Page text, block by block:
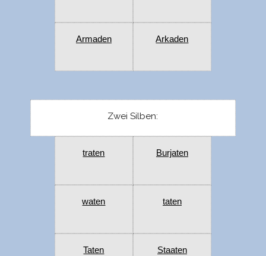
Armaden Arkaden
Zwei Silben:
traten Burjaten
waten taten
Taten Staaten